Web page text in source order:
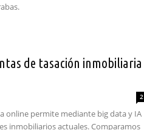
de tasación inmobiliaria
2
online permite mediante big data y IA
inmobiliarios actuales. Comparamos